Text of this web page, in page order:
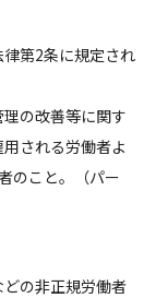
第2条に規定され
の改善等に関す
される労働者よ
のこと。（パー
の非正規労働者